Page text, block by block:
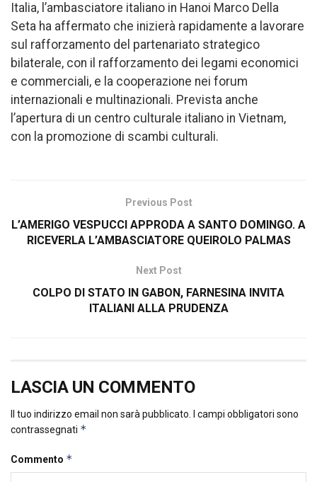
Italia, l’ambasciatore italiano in Hanoi Marco Della
Seta ha affermato che inizierà rapidamente a lavorare
sul rafforzamento del partenariato strategico
bilaterale, con il rafforzamento dei legami economici
e commerciali, e la cooperazione nei forum
internazionali e multinazionali. Prevista anche
l’apertura di un centro culturale italiano in Vietnam,
con la promozione di scambi culturali.
Previous Post
L’AMERIGO VESPUCCI APPRODA A SANTO DOMINGO. A
RICEVERLA L’AMBASCIATORE QUEIROLO PALMAS
Next Post
COLPO DI STATO IN GABON, FARNESINA INVITA
ITALIANI ALLA PRUDENZA
LASCIA UN COMMENTO
Il tuo indirizzo email non sarà pubblicato.
I campi obbligatori sono
contrassegnati *
Commento *